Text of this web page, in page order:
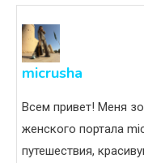
micrusha
Всем привет! Меня
женского портала
путешествия,